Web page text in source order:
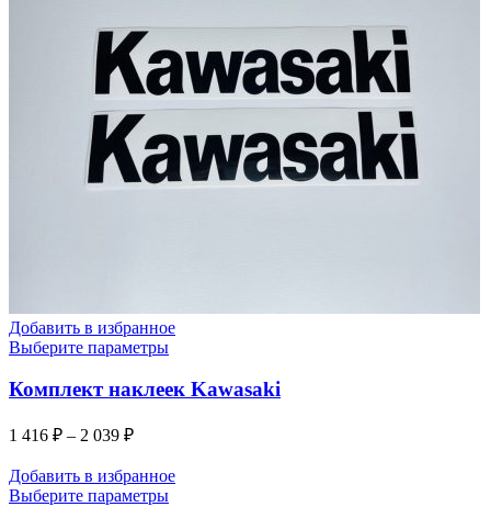
Добавить в избранное
Выберите параметры
Комплект наклеек Kawasaki
1 416 ₽ – 2 039 ₽
Добавить в избранное
Выберите параметры